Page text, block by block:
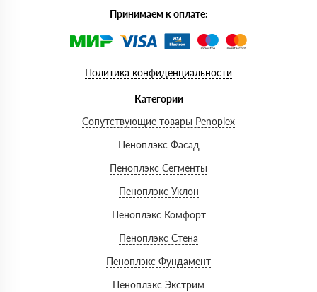
Принимаем к оплате:
Политика конфиденциальности
Категории
Сопутствующие товары Penoplex
Пеноплэкс Фасад
Пеноплэкс Сегменты
Пеноплэкс Уклон
Пеноплэкс Комфорт
Пеноплэкс Стена
Пеноплэкс Фундамент
Пеноплэкс Экстрим